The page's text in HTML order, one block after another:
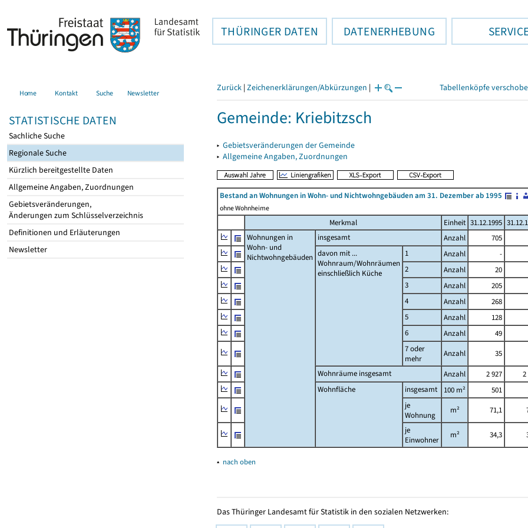
THÜRINGER DATEN DATENERHEBUNG
Home Kontakt Suche Newsletter
STATISTISCHE DATEN
Sachliche Suche
Regionale Suche
Kürzlich bereitgestellte Daten
Allgemeine Angaben, Zuordnungen
Gebietsveränderungen,
Änderungen zum Schlüsselverzeichnis
Definitionen und Erläuterungen
Newsletter
Zurück | Zeichenerklärungen/Abkürzungen | Tabellenköpfe
Gemeinde: Kriebitzsch
▸ Gebietsveränderungen der Gemeinde
▸ Allgemeine Angaben, Zuordnungen
Bestand an Wohnungen in Wohn- und Nichtwohngebäuden am 31. Dezember ab 1995
ohne Wohnheime
Merkmal Einheit 31.12.1995
Wohnungen in
Wohn- und
Nichtwohngebäuden
insgesamt Anzahl 705
davon mit ...
Wohnraum/Wohnräumen
einschließlich Küche
1 Anzahl -
2
Anzahl 20
3
Anzahl 205
4
Anzahl 268
5
Anzahl 128
6
Anzahl 49
7 oder
mehr
Anzahl 35
Wohnräume insgesamt
Anzahl 2 927 2
Wohnfläche
insgesamt 100 m² 501
je
Wohnung
m² 71,1
je
Einwohner
m² 34,3
▴ nach oben
Das Thüringer Landesamt für Statistik in den sozialen Netzwerken: